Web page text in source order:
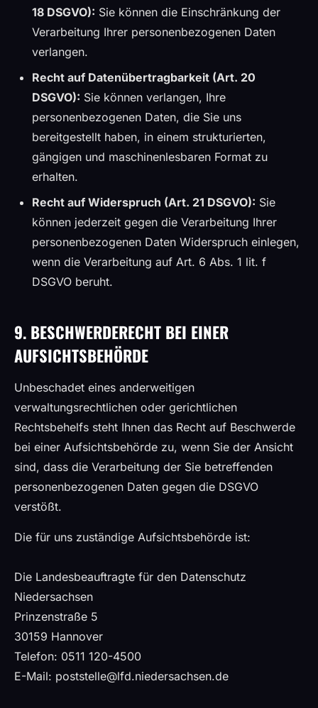
18 DSGVO): Sie können die Einschränkung der
Verarbeitung Ihrer personenbezogenen Daten
verlangen.
Recht auf Datenübertragbarkeit (Art. 20
DSGVO): Sie können verlangen, Ihre
personenbezogenen Daten, die Sie uns
bereitgestellt haben, in einem strukturierten,
gängigen und maschinenlesbaren Format zu
erhalten.
Recht auf Widerspruch (Art. 21 DSGVO): Sie
können jederzeit gegen die Verarbeitung Ihrer
personenbezogenen Daten Widerspruch einlegen,
wenn die Verarbeitung auf Art. 6 Abs. 1 lit. f
DSGVO beruht.
9. BESCHWERDERECHT BEI EINER
AUFSICHTSBEHÖRDE
Unbeschadet eines anderweitigen
verwaltungsrechtlichen oder gerichtlichen
Rechtsbehelfs steht Ihnen das Recht auf Beschwerde
bei einer Aufsichtsbehörde zu, wenn Sie der Ansicht
sind, dass die Verarbeitung der Sie betreffenden
personenbezogenen Daten gegen die DSGVO
verstößt.
Die für uns zuständige Aufsichtsbehörde ist:
Die Landesbeauftragte für den Datenschutz
Niedersachsen
Prinzenstraße 5
30159 Hannover
Telefon: 0511 120-4500
E-Mail: poststelle@lfd.niedersachsen.de